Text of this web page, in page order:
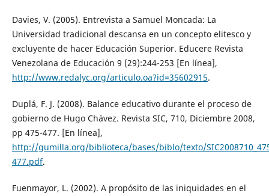
Davies, V. (2005). Entrevista a Samuel Moncada: La
Universidad tradicional descansa en un concepto elitesco y
excluyente de hacer Educación Superior. Educere Revista
Venezolana de Educación 9 (29):244-253 [En línea],
http://www.redalyc.org/articulo.oa?id=35602915.
Duplá, F. J. (2008). Balance educativo durante el proceso de
gobierno de Hugo Chávez. Revista SIC, 710, Diciembre 2008,
pp 475-477. [En línea],
http://gumilla.org/biblioteca/bases/biblo/texto/
477.pdf.
Fuenmayor, L. (2002). A propósito de las iniquidades en el